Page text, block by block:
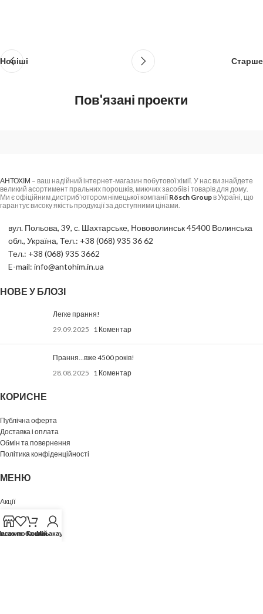
Новіші Старше
Пов'язані проекти
АНТОХІМ – ваш надійний інтернет-магазин побутової хімії. У нас ви знайдете
великий асортимент пральних порошків, миючих засобів і товарів для дому.
Ми є офіційним дистриб’ютором німецької компаніїRösch Groupв Україні, що
гарантує високу якість продукції за доступними цінами.
вул. Польова, 39, с. Шахтарське, Нововолинськ 45400 Волинська
обл., Україна, Тел.: +38 (068) 935 36 62
Тел.: +38 (068) 935 3662
E-mail: info@antohim.in.ua
НОВЕ У БЛОЗІ
Легке прання!
29.09.2025 1 Коментар
Прання…вже 4500 років!
28.08.2025 1 Коментар
КОРИСНЕ
Публічна оферта
Доставка і оплата
Обмін та повернення
Політика конфіденційності
МЕНЮ
Акції
Про нас
Контактипобажань
КошикМій акаунт